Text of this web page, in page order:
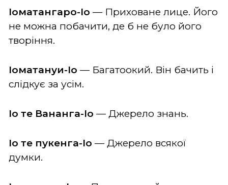
Іоматангаро-Іо — Приховане лице. Його
не можна побачити, де б не було його
творіння.
Іоматануи-Іо — Багатоокий. Він бачить і
слідкує за усім.
Іо те Вананга-Іо — Джерело знань.
Іо те пукенга-Іо — Джерело всякої
думки.